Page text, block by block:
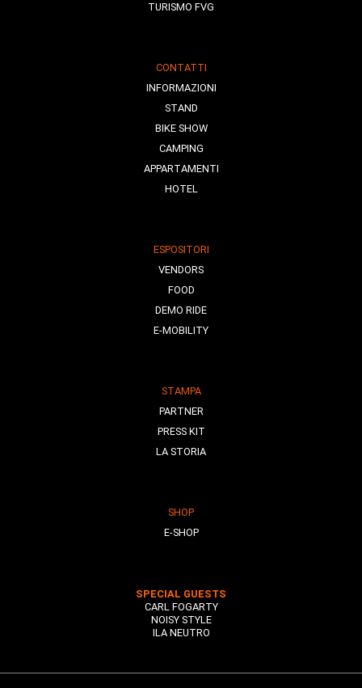
TURISMO FVG
CONTATTI
INFORMAZIONI
STAND
BIKE SHOW
CAMPING
APPARTAMENTI
HOTEL
ESPOSITORI
VENDORS
FOOD
DEMO RIDE
E-MOBILITY
STAMPA
PARTNER
PRESS KIT
LA STORIA
SHOP
E-SHOP
SPECIAL GUESTS
CARL FOGARTY
NOISY STYLE
ILA NEUTRO